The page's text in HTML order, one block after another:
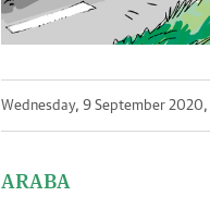
Wednesday, 9 September 2020,
ARABA